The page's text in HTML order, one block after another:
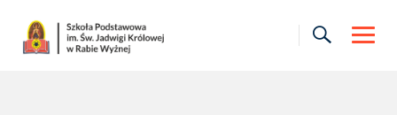
content